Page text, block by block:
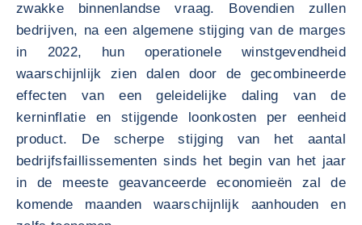
zwakke binnenlandse vraag. Bovendien zullen
bedrijven, na een algemene stijging van de marges
in 2022, hun operationele winstgevendheid
waarschijnlijk zien dalen door de gecombineerde
effecten van een geleidelijke daling van de
kerninflatie en stijgende loonkosten per eenheid
product. De scherpe stijging van het aantal
bedrijfsfaillissementen sinds het begin van het jaar
in de meeste geavanceerde economieën zal de
komende maanden waarschijnlijk aanhouden en